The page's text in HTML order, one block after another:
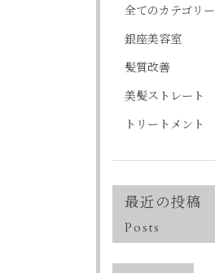
全てのカテゴリー
銀座美容室
髪質改善
美髪ストレート
トリートメント
最近の投稿
Posts